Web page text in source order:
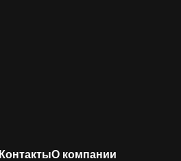
КонтактыО компании